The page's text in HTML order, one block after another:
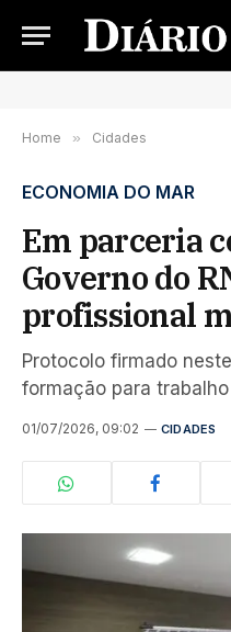
Home » Cidades
ECONOMIA DO MAR
Em parceria
Governo do
profissional
Protocolo firmado
formação para
01/07/2026, 09:02 CIDADES